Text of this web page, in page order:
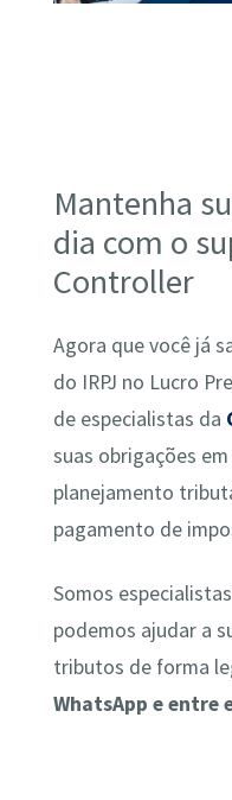
Mantenha
dia com o
Controller
Agora que você já
do IRPJ no Lucro
de especialistas da
suas obrigações
planejamento
pagamento de
Somos
podemos ajudar a
tributos de forma
WhatsApp e entre